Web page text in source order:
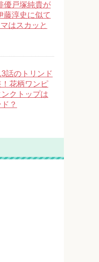
優戸塚純貴が
藤淳史に似て
はスカッと
話のトリンド
花柄ワンピ
クトップは
？